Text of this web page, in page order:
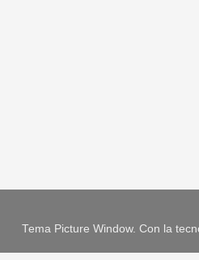
Tema Picture Window. Con la